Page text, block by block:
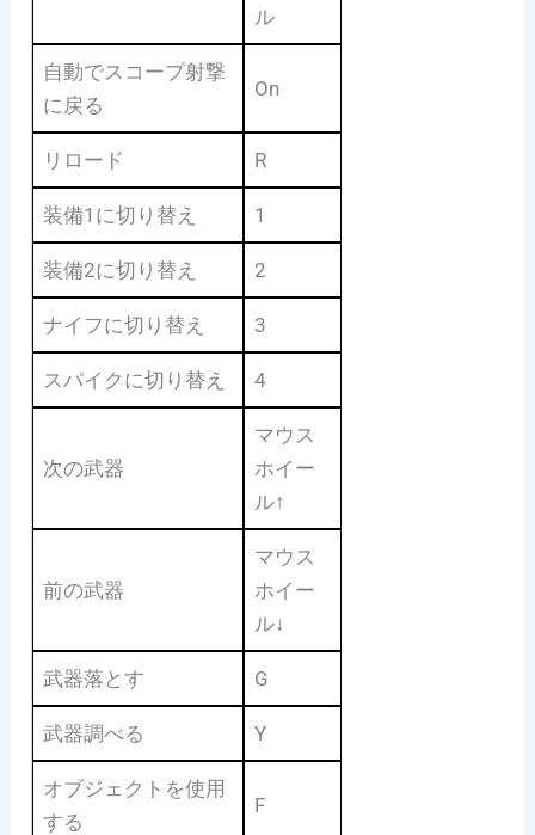
ル
自動でスコープ射撃
に戻る
On
リロード R
装備1に切り替え 1
装備2に切り替え 2
ナイフに切り替え 3
スパイクに切り替え 4
次の武器
マウス
ホイー
ル↑
前の武器
マウス
ホイー
ル↓
武器落とす G
武器調べる Y
オブジェクトを使用
する
F